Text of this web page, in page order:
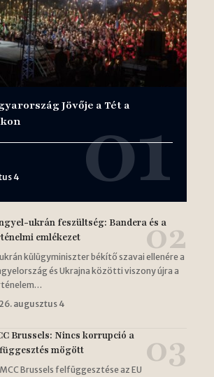
Jövője a Tét a
4
ukrán feszültség: Bandera és a
emlékezet
külügyminiszter békítő szavai ellenére a
és Ukrajna közötti viszony újra a
augusztus 4
Brussels: Nincs korrupció a
mögött
Brussels felfüggesztése az EU